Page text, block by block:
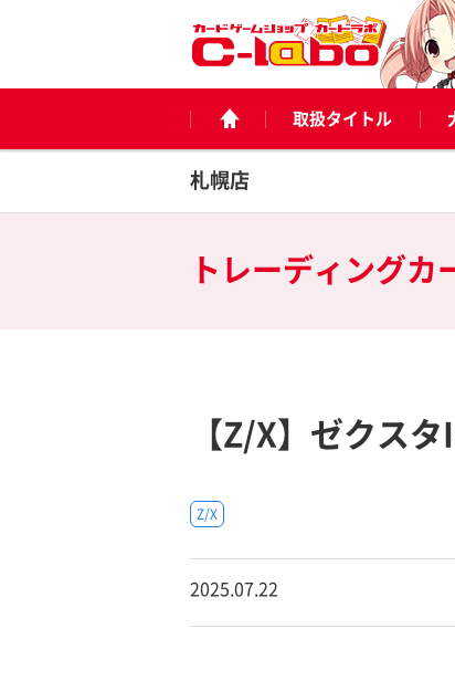
取扱タイトル
札幌店
トレーディングカ
【Z/X】ゼクスタ
Z/X
2025.07.22